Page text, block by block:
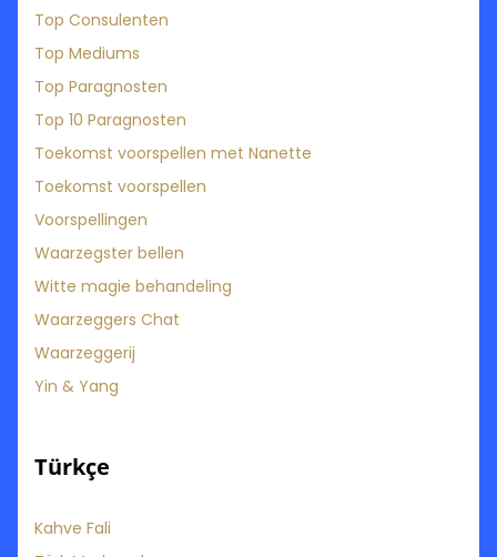
Top Consulenten
Top Mediums
Top Paragnosten
Top 10 Paragnosten
Toekomst voorspellen met Nanette
Toekomst voorspellen
Voorspellingen
Waarzegster bellen
Witte magie behandeling
Waarzeggers Chat
Waarzeggerij
Yin & Yang
Türkçe
Kahve Fali